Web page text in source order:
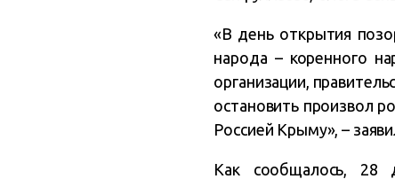
«В день открытия
народа – коренного
организации,
остановить произвол
Россией Крыму», –
Как сообщалось, 28